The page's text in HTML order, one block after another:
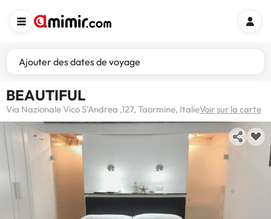
Ajouter des dates de voyage
BEAUTIFUL
Via Nazionale Vico S'Andrea ,127, Taormine, ItalieVoir sur la carte